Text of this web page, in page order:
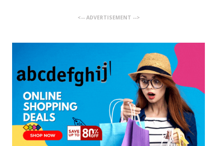
<-- ADVERTISEMENT -->